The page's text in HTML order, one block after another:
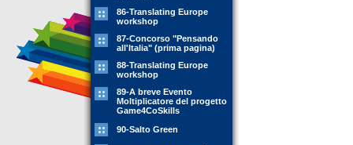
86-Translating Europe
workshop
87-Concorso "Pensando
all'Italia" (prima pagina)
88-Translating Europe
workshop
89-A breve Evento
Moltiplicatore del progetto
Game4CoSkills
90-Salto Green